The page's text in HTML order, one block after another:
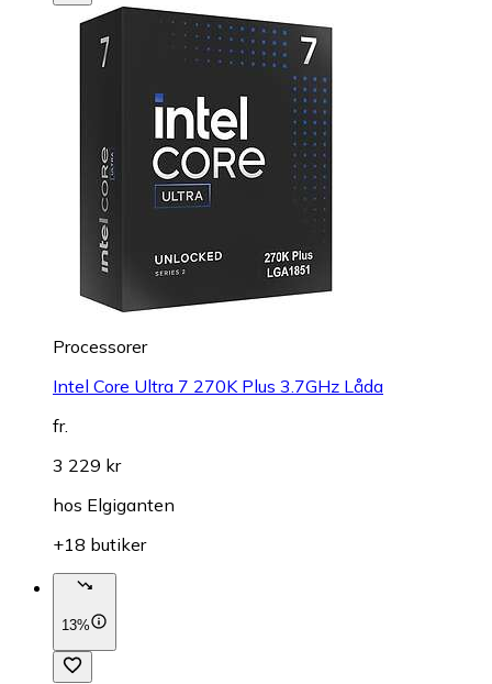
Processorer
Intel Core Ultra 7 270K Plus 3.7GHz Låda
fr.
3 229 kr
hos Elgiganten
+18 butiker
13%